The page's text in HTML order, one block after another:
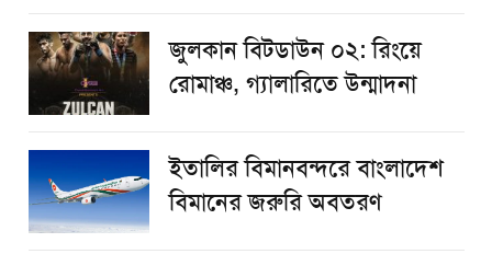
জুলকান বিটডাউন ০২: রিংয়ে
রোমাঞ্চ, গ্যালারিতে উন্মাদনা
ইতালির বিমানবন্দরে বাংলাদেশ
বিমানের জরুরি অবতরণ